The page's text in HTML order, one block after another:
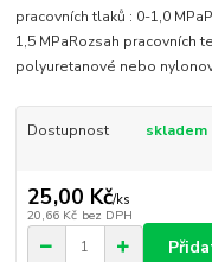
pracovních tlaků : 0-1,0
1,5 MPaRozsah pracovních
polyuretanové nebo
Dostupnost skladem
25,00 Kč/ks
20,66 Kč bez DPH